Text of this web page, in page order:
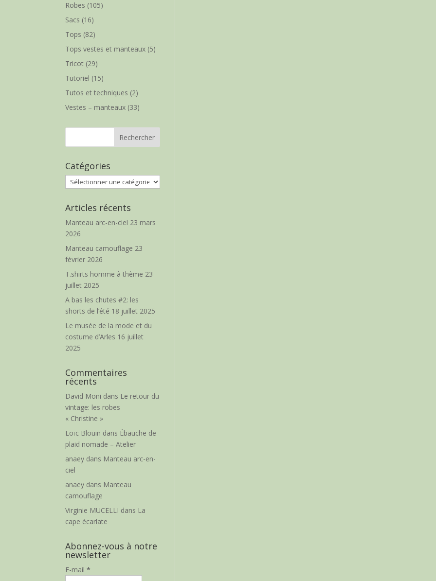
Robes (105)
Sacs (16)
Tops (82)
Tops vestes et manteaux (5)
Tricot (29)
Tutoriel (15)
Tutos et techniques (2)
Vestes – manteaux (33)
Catégories
Catégories
Articles récents
Manteau arc-en-ciel 23 mars
2026
Manteau camouflage 23
février 2026
T.shirts homme à thème 23
juillet 2025
A bas les chutes #2: les
shorts de l’été 18 juillet 2025
Le musée de la mode et du
costume d’Arles 16 juillet
2025
Commentaires
récents
David Moni dans Le retour du
vintage: les robes
« Christine »
Loïc Blouin dans Ébauche de
plaid nomade – Atelier
anaey dans Manteau arc-en-
ciel
anaey dans Manteau
camouflage
Virginie MUCELLI dans La
cape écarlate
Abonnez-vous à notre
newsletter
E-mail*